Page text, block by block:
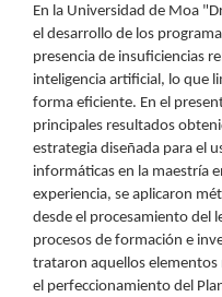
En la Universidad de Moa
el desarrollo de los
presencia de insuficiencias
inteligencia artificial, lo que
forma eficiente. En el
principales resultados
estrategia diseñada para el
informáticas en la maestría
experiencia, se aplicaron
desde el procesamiento del
procesos de formación e
trataron aquellos elementos
el perfeccionamiento del